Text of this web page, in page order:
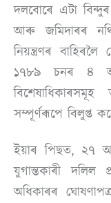
দলবোৰে এটা
আৰু জমিদাৰৰ
নিয়ন্ত্ৰণৰ
১৭৮৯ চনৰ ৪
সম্পূৰ্ণৰূপে বিলুপ্ত
ইয়াৰ পিছত, ২৭
যুগান্তকাৰী
অধিকাৰৰ